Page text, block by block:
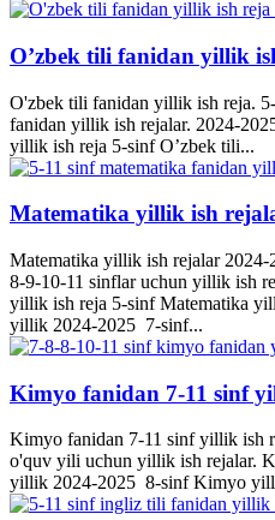
O’zbek tili fanidan yillik
O'zbek tili fanidan yillik ish reja.
fanidan yillik ish rejalar. 2024-
yillik ish reja 5-sinf O’zbek tili...
Matematika yillik ish
Matematika yillik ish rejalar
8-9-10-11 sinflar uchun yillik ish
yillik ish reja 5-sinf Matematika
yillik 2024-2025 7-sinf...
Kimyo fanidan 7-11 sinf
Kimyo fanidan 7-11 sinf yillik ish
o'quv yili uchun yillik ish rejalar.
yillik 2024-2025 8-sinf Kimyo